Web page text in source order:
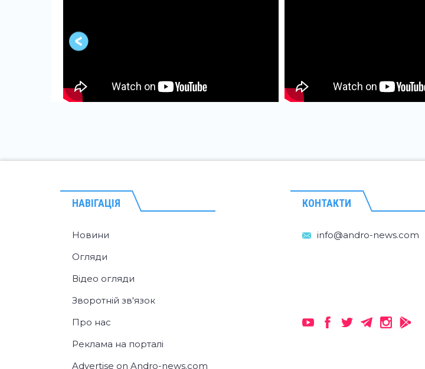
НАВІГАЦІЯ
Новини
Огляди
Відео огляди
Зворотній зв'язок
Про нас
Реклама на порталі
Advertise on Andro-news.com
КОНТАКТИ